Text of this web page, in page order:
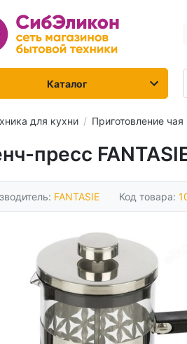
Каталог
для кухни Приготовление чая
пресс
FANTASIE Код товара: